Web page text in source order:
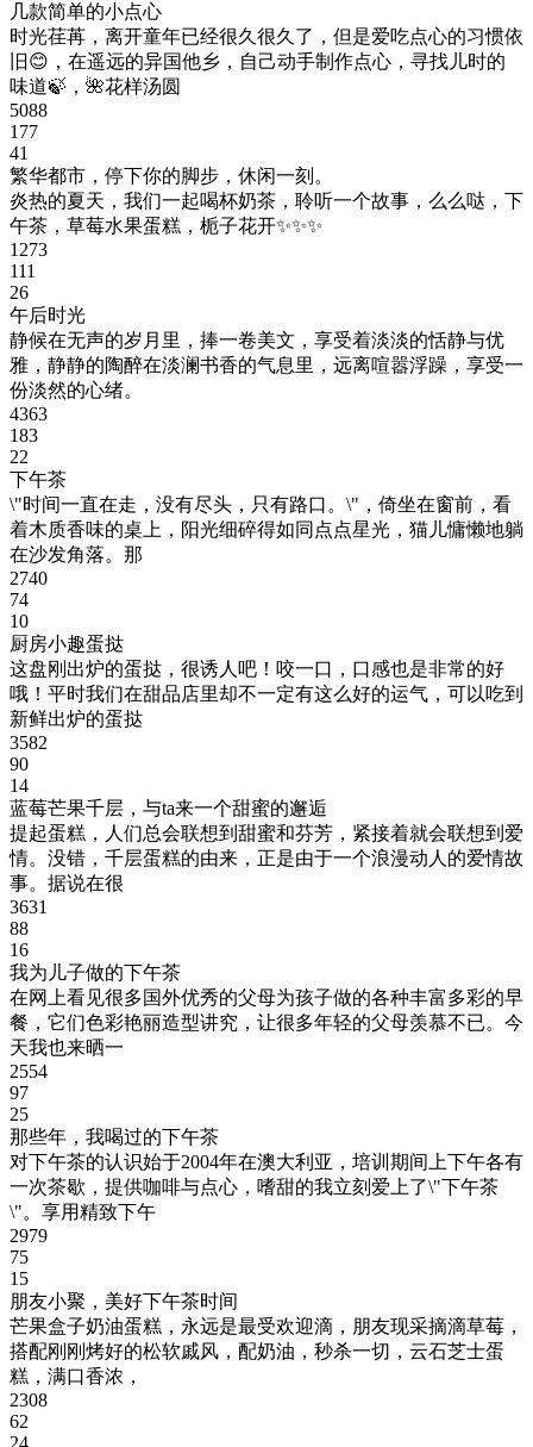
几款简单的小点心
时光荏苒，离开童年已经很久很久了，但是爱吃点心的习惯依
旧😊，在遥远的异国他乡，自己动手制作点心，寻找儿时的
味道🍃，🌺花样汤圆
5088
177
41
繁华都市，停下你的脚步，休闲一刻。
炎热的夏天，我们一起喝杯奶茶，聆听一个故事，么么哒，下
午茶，草莓水果蛋糕，栀子花开✨✨✨
1273
111
26
午后时光
静候在无声的岁月里，捧一卷美文，享受着淡淡的恬静与优
雅，静静的陶醉在淡澜书香的气息里，远离喧嚣浮躁，享受一
份淡然的心绪。
4363
183
22
下午茶
\"时间一直在走，没有尽头，只有路口。\"，倚坐在窗前，看
着木质香味的桌上，阳光细碎得如同点点星光，猫儿慵懒地躺
在沙发角落。那
2740
74
10
厨房小趣蛋挞
这盘刚出炉的蛋挞，很诱人吧！咬一口，口感也是非常的好
哦！平时我们在甜品店里却不一定有这么好的运气，可以吃到
新鲜出炉的蛋挞
3582
90
14
蓝莓芒果千层，与ta来一个甜蜜的邂逅
提起蛋糕，人们总会联想到甜蜜和芬芳，紧接着就会联想到爱
情。没错，千层蛋糕的由来，正是由于一个浪漫动人的爱情故
事。据说在很
3631
88
16
我为儿子做的下午茶
在网上看见很多国外优秀的父母为孩子做的各种丰富多彩的早
餐，它们色彩艳丽造型讲究，让很多年轻的父母羡慕不已。今
天我也来晒一
2554
97
25
那些年，我喝过的下午茶
对下午茶的认识始于2004年在澳大利亚，培训期间上下午各有
一次茶歇，提供咖啡与点心，嗜甜的我立刻爱上了\"下午茶
\"。享用精致下午
2979
75
15
朋友小聚，美好下午茶时间
芒果盒子奶油蛋糕，永远是最受欢迎滴，朋友现采摘滴草莓，
搭配刚刚烤好的松软戚风，配奶油，秒杀一切，云石芝士蛋
糕，满口香浓，
2308
62
24